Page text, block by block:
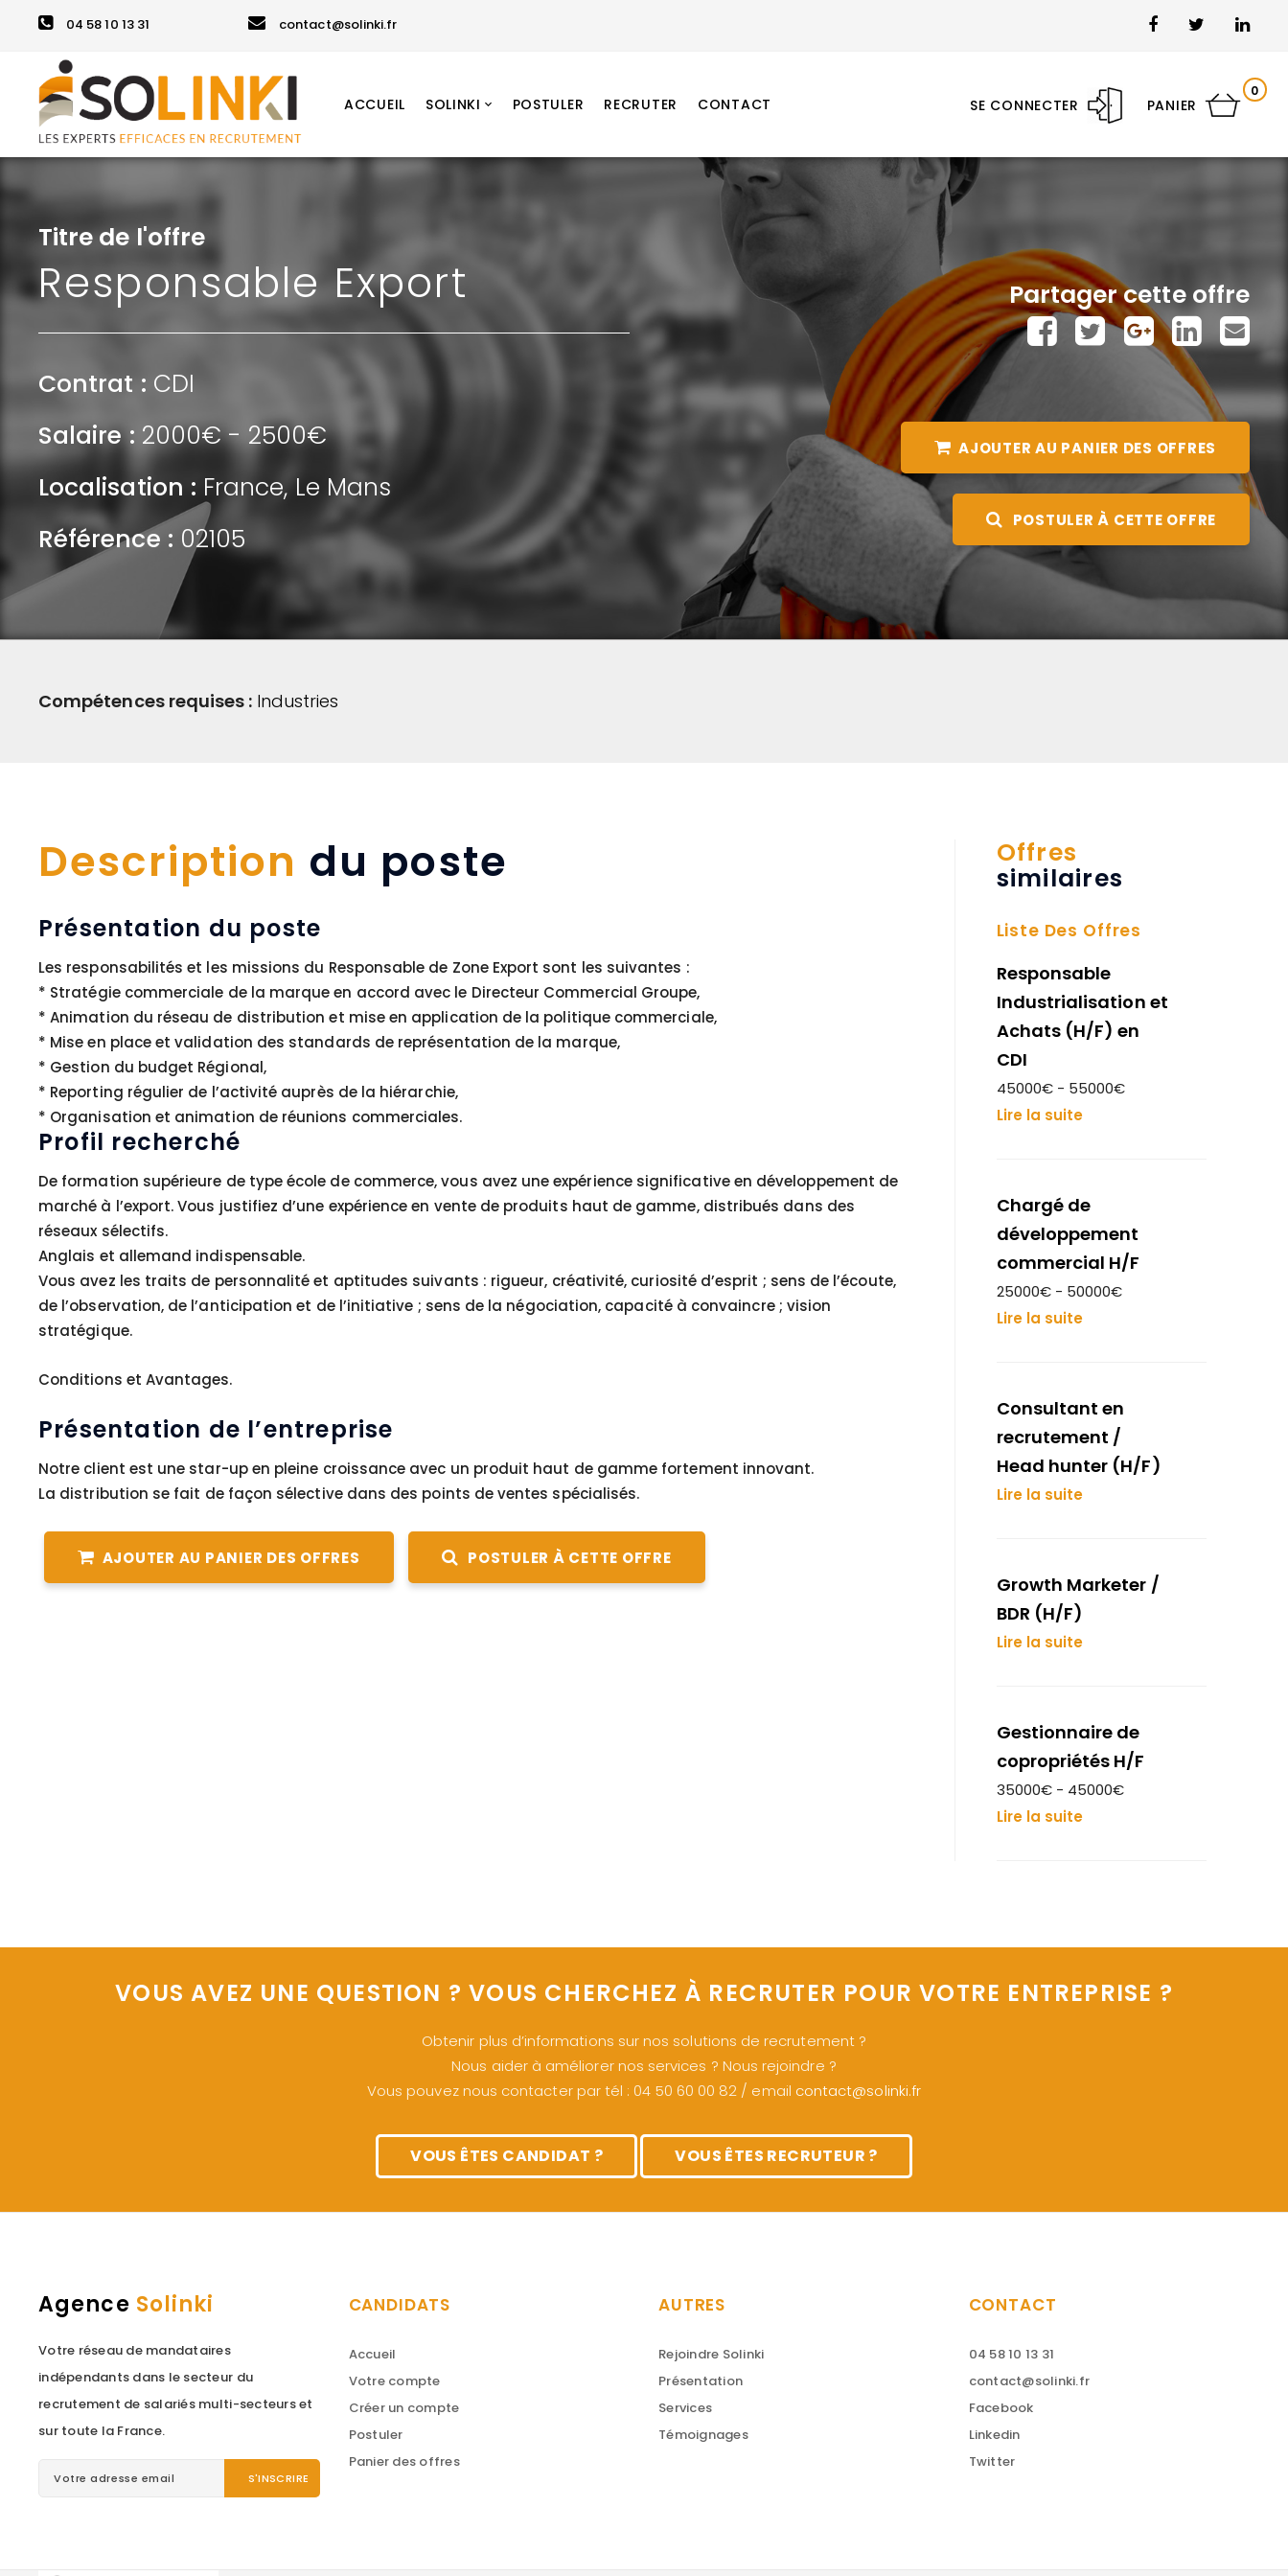
04 58 10 13 31 contact@solinki.fr
SE CONNECTER PANIER
0
ACCUEIL SOLINKI POSTULER RECRUTER CONTACT
Titre de l'offre
Responsable Export
Contrat : CDI
Salaire : 2000€ - 2500€
Localisation : France,Le Mans
Référence : 02105
Partager cette offre
AJOUTER AU PANIER DES OFFRES
POSTULER À CETTE OFFRE
Compétences requises : Industries
Description du poste
Présentation du poste
Les responsabilités et les missions du Responsable de Zone Export sont les suivantes :
* Stratégie commerciale de la marque en accord avec le Directeur Commercial Groupe,
* Animation du réseau de distribution et mise en application de la politique commerciale,
* Mise en place et validation des standards de représentation de la marque,
* Gestion du budget Régional,
* Reporting régulier de l’activité auprès de la hiérarchie,
* Organisation et animation de réunions commerciales.
Profil recherché
De formation supérieure de type école de commerce, vous avez une expérience significative en développement de
marché à l’export. Vous justifiez d’une expérience en vente de produits haut de gamme, distribués dans des
réseaux sélectifs.
Anglais et allemand indispensable.
Vous avez les traits de personnalité et aptitudes suivants : rigueur, créativité, curiosité d’esprit ; sens de l’écoute,
de l’observation, de l’anticipation et de l’initiative ; sens de la négociation, capacité à convaincre ; vision
stratégique.
Conditions et Avantages.
Présentation de l’entreprise
Notre client est une star-up en pleine croissance avec un produit haut de gamme fortement innovant.
La distribution se fait de façon sélective dans des points de ventes spécialisés.
AJOUTER AU PANIER DES OFFRES POSTULER À CETTE OFFRE
Offres
similaires
Liste Des Offres
Responsable
Industrialisation et
Achats (H/F) en
CDI
45000€ - 55000€
Lire la suite
Chargé de
développement
commercial H/F
25000€ - 50000€
Lire la suite
Consultant en
recrutement /
Head hunter (H/F)
Lire la suite
Growth Marketer /
BDR (H/F)
Lire la suite
Gestionnaire de
copropriétés H/F
35000€ - 45000€
Lire la suite
VOUS AVEZ UNE QUESTION ? VOUS CHERCHEZ À RECRUTER POUR VOTRE ENTREPRISE ?
Obtenir plus d’informations sur nos solutions de recrutement ?
Nous aider à améliorer nos services ? Nous rejoindre ?
Vous pouvez nous contacter par tél : 04 50 60 00 82 / email contact@solinki.fr
VOUS ÊTES CANDIDAT ? VOUS ÊTES RECRUTEUR ?
Agence Solinki
Votre réseau de mandataires
indépendants dans le secteur du
recrutement de salariés multi-secteurs et
sur toute la France.
CANDIDATS
Accueil
Votre compte
Créer un compte
Postuler
Panier des offres
AUTRES
Rejoindre Solinki
Présentation
Services
Témoignages
CONTACT
04 58 10 13 31
contact@solinki.fr
Facebook
Linkedin
Twitter